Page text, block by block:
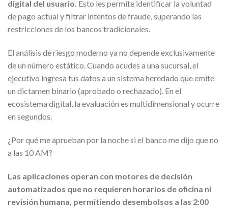
digital del usuario. Esto les permite identificar la voluntad
de pago actual y filtrar intentos de fraude, superando las
restricciones de los bancos tradicionales.
El análisis de riesgo moderno ya no depende exclusivamente
de un número estático. Cuando acudes a una sucursal, el
ejecutivo ingresa tus datos a un sistema heredado que emite
un dictamen binario (aprobado o rechazado). En el
ecosistema digital, la evaluación es multidimensional y ocurre
en segundos.
¿Por qué me aprueban por la noche si el banco me dijo que no
a las 10 AM?
Las aplicaciones operan con motores de decisión
automatizados que no requieren horarios de oficina ni
revisión humana, permitiendo desembolsos a las 2:00